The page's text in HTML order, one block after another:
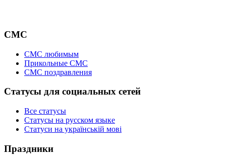
СМС
СМС любимым
Прикольные СМС
СМС поздравления
Статусы для социальных сетей
Все статусы
Статусы на русском языке
Статуси на українській мові
Праздники